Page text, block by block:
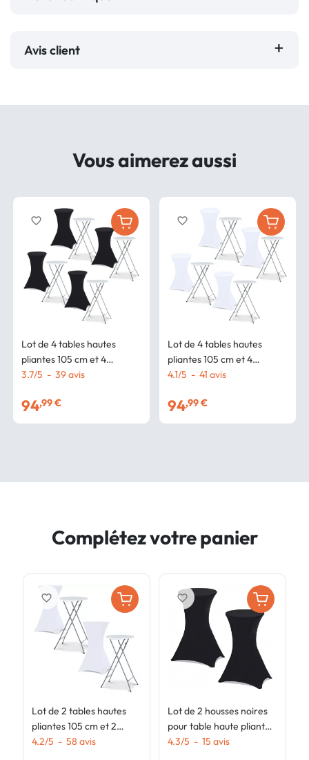
Avis client
Vous aimerez aussi
Lot de 4 tables hautes
pliantes 105 cm et 4
housses noires
3.7/5 - 39avis
94,99 €
favorite_border
Lot de 4 tables hautes
pliantes 105 cm et 4
housses blanches
4.1/5 - 41 avis
94,99 €
favorite_border
Complétez votre panier
Lot de 2 tables hautes
pliantes 105 cm et 2
housses blanches
4.2/5 - 58 avis
favorite_border
Lot de 2 housses noires
pour table haute pliante
105 cm
4.3/5 - 15 avis
favorite_border